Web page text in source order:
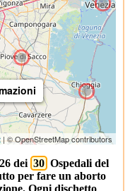
| © OpenStreetMap contributors
dei 30 Ospedali del
per fare un aborto
Ogni dischetto